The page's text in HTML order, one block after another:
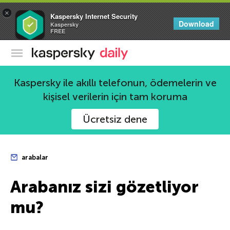
× Kaspersky Internet Security
Kaspersky
FREE
Download
Kaspersky Resmi Blogu
Kaspersky ile akıllı telefonun, ödemelerin ve
kişisel verilerin için tam koruma
Ücretsiz dene
arabalar
Arabanız sizi gözetliyor
mu?